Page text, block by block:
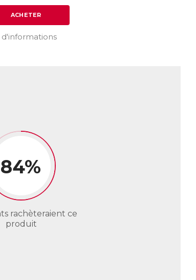
ACHETER
d'informations
84%
rachèteraient ce
produit